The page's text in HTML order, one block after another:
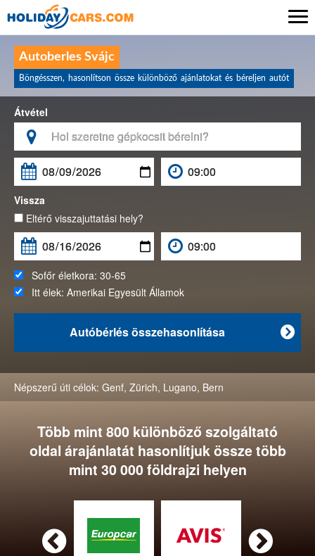
Autoberles Svájc
Böngésszen, hasonlítson össze különböző ajánlatokat és béreljen autót
Átvétel


Vissza
Eltérő visszajuttatási hely?
Sofőr életkora: 30-65
Itt élek: Amerikai Egyesült Államok

Autóbérlés összehasonlítása
Népszerű úti célok: Genf, Zürich, Lugano, Bern
Több mint 800 különböző szolgáltató
oldal árajánlatát hasonlítjuk össze több
mint 30 000 földrajzi helyen
 